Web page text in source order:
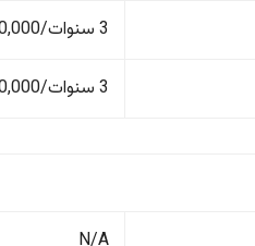
3 سنوات/100,000 كم
3 سنوات/100,000 كم